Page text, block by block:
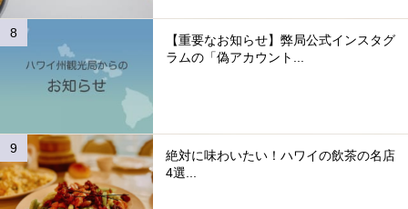
【重要なお知らせ】弊局公式インスタグ
ラムの「偽アカウント...
絶対に味わいたい！ハワイの飲茶の名店
4選...